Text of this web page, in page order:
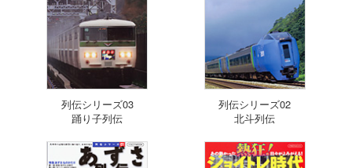
列伝シリーズ03
踊り子列伝
列伝シリーズ02
北斗列伝